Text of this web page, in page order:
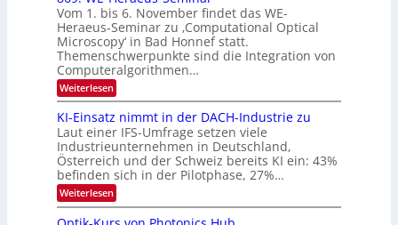
6
t
d
e
n
k
t
o
s
e
n
s
m
e
l
d
e
t
s
t
a
r
k
e
Vom 1. bis 6. November findet das WE-
Heraeus-Seminar zu ‚Computational Optical
Microscopy‘ in Bad Honnef statt.
Themenschwerpunkte sind die Integration von
Computeralgorithmen…
Weiterlesen:
8
9
.
W
E
-
H
e
r
KI-Einsatz nimmt in der DACH-Industrie zu
Laut einer IFS-Umfrage setzen viele
Industrieunternehmen in Deutschland,
Österreich und der Schweiz bereits KI ein: 43%
befinden sich in der Pilotphase, 27%…
Weiterlesen:
K